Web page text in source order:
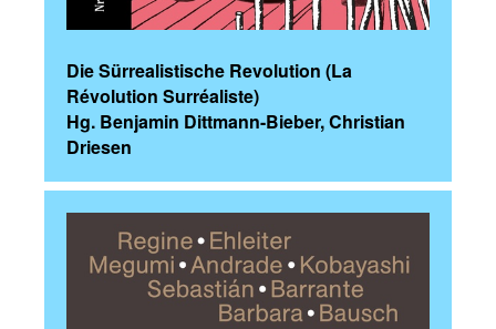
Die Sürrealistische Revolution (La
Révolution Surréaliste)
Hg. Benjamin Dittmann-Bieber, Christian
Driesen